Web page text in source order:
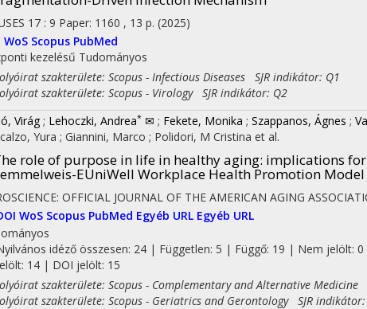
17 : 9 Paper: 1160 , 13 p. (2025)
WoS Scopus PubMed
kezelésű Tudományos
szakterülete: Scopus - Infectious Diseases SJR indikátor: Q1
szakterülete: Scopus - Virology SJR indikátor: Q2
Virág ; Lehoczki, Andrea* ✉ ; Fekete, Monika ; Szappanos, Ágnes ;
Yura ; Giannini, Marco ; Polidori, M Cristina et al.
role of purpose in life in healthy aging: implications
EUniWell Workplace Health Promotion
OFFICIAL JOURNAL OF THE AMERICAN AGING
WoS Scopus PubMed Egyéb URL Egyéb URL
idéző összesen: 24| Független: 5 | Függő: 19 | Nem jelölt:
14 | DOI jelölt: 15
szakterülete: Scopus - Complementary and Alternative Medicine
szakterülete: Scopus - Geriatrics and Gerontology SJR indikátor: